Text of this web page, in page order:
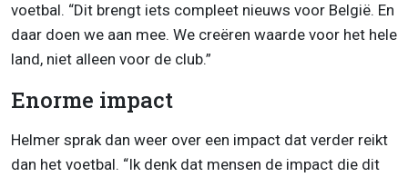
voetbal. “Dit brengt iets compleet nieuws voor België. En
daar doen we aan mee. We creëren waarde voor het hele
land, niet alleen voor de club.”
Enorme impact
Helmer sprak dan weer over een impact dat verder reikt
dan het voetbal. “Ik denk dat mensen de impact die dit